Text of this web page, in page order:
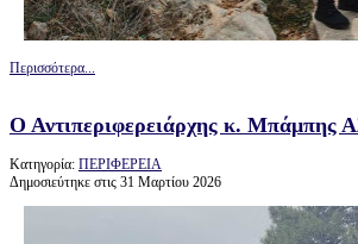
Περισσότερα...
Ο Αντιπεριφερειάρχης κ. Μπάμπης
Κατηγορία: ΠΕΡΙΦΕΡΕΙΑ
Δημοσιεύτηκε στις 31 Μαρτίου 2026